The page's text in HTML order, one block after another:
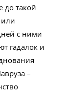
до такой
или
с ними
гадалок и
–